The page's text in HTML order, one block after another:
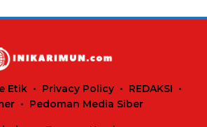
Etik Privacy Policy
REDAKSI
Pedoman Media Siber